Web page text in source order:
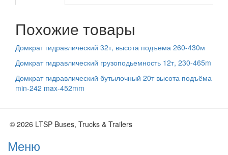
Похожие товары
Домкрат гидравлический 32т, высота подъема 260-430м
Домкрат гидравлический грузоподьемность 12т, 230-465m
Домкрат гидравлический бутылочный 20т высота подъёма
min-242 max-452mm
© 2026 LTSP Buses, Trucks & Trailers
Меню